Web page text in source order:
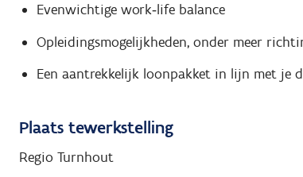
Evenwichtige work‑life balance
Opleidingsmogelijkheden, onder meer
Een aantrekkelijk loonpakket in lijn met je
Plaats tewerkstelling
Regio Turnhout